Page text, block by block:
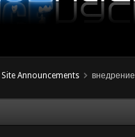
Site Announcements